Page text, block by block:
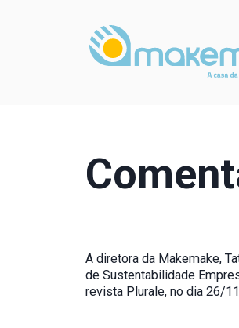
A diretora da Makemake,
de Sustentabilidade
revista Plurale, no dia 26/